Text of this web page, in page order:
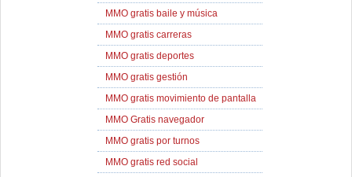
MMO gratis baile y música
MMO gratis carreras
MMO gratis deportes
MMO gratis gestión
MMO gratis movimiento de pantalla
MMO Gratis navegador
MMO gratis por turnos
MMO gratis red social